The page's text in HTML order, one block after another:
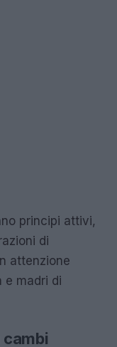
principi attivi,
di
attenzione
e madri di
cambi